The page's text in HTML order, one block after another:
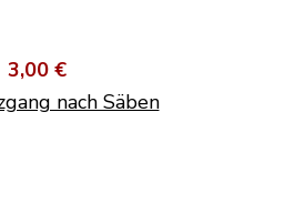
3,00 €
nach Säben